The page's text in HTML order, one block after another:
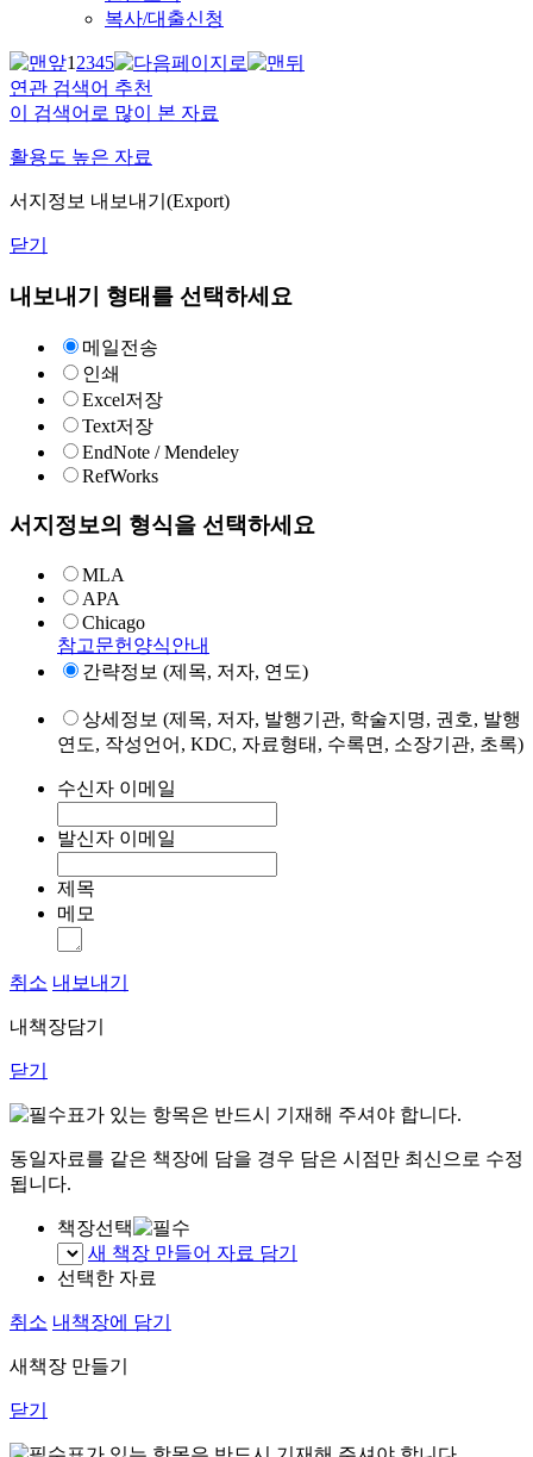
복사/대출신청
12345
연관 검색어 추천
이 검색어로 많이 본 자료
활용도 높은 자료
서지정보 내보내기(Export)
닫기
내보내기 형태를 선택하세요
메일전송
인쇄
Excel저장
Text저장
EndNote / Mendeley
RefWorks
서지정보의 형식을 선택하세요
MLA
APA
Chicago
참고문헌양식안내
간략정보 (제목, 저자, 연도)
상세정보 (제목, 저자, 발행기관, 학술지명, 권호, 발행
연도, 작성언어, KDC, 자료형태, 수록면, 소장기관, 초록)
수신자 이메일
발신자 이메일
제목
메모
취소 내보내기
내책장담기
닫기
표가 있는 항목은 반드시 기재해 주셔야 합니다.
동일자료를 같은 책장에 담을 경우 담은 시점만 최신으로 수정
됩니다.
책장선택
새 책장 만들어 자료 담기
선택한 자료
취소 내책장에 담기
새책장 만들기
닫기